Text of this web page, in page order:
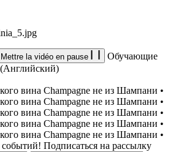
Mettre la vidéo en pause
Обучающие
вина Champagne не из Шампани •
вина Champagne не из Шампани •
вина Champagne не из Шампани •
вина Champagne не из Шампани •
вина Champagne не из Шампани •
событий! Подписаться на рассылку